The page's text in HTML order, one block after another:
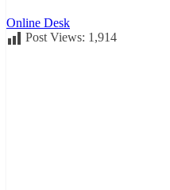
Online Desk
Post Views: 1,914